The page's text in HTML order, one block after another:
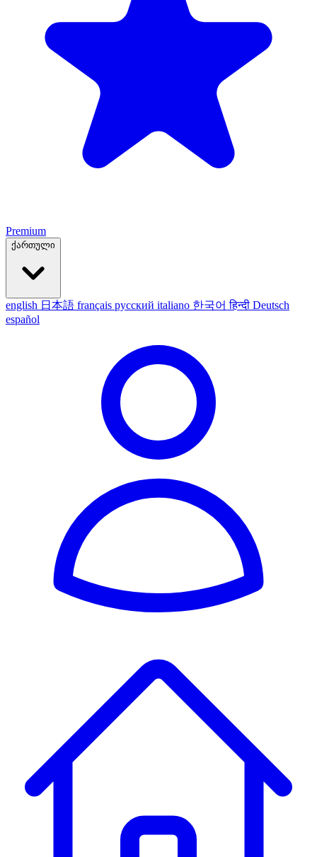
Premium
ქართული
english 日本語 français русский italiano 한국어हिन्दी Deutsch
español